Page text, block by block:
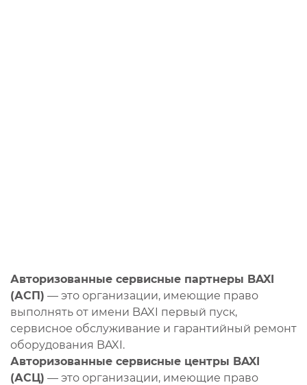
Авторизованные сервисные партнеры BAXI
(АСП) — это организации, имеющие право
выполнять от имени BAXI первый пуск,
сервисное обслуживание и гарантийный ремонт
оборудования BAXI.
Авторизованные сервисные центры BAXI
(АСЦ) — это организации, имеющие право